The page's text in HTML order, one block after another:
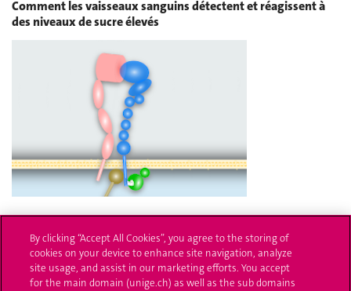
Comment les vaisseaux sanguins détectent et réagissent à
des niveaux de sucre élevés
Publié le11 juin 2024
Des organoïdes 3D pour comprendre la maladie du foie gras
By clicking “Accept All Cookies”, you agree to the storing of
cookies on your device to enhance site navigation, analyze
site usage, and assist in our marketing efforts. You accept
for the main domain (unige.ch) as well as the sub domains